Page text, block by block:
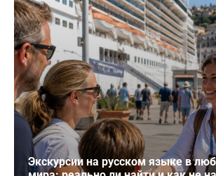
Экскурсии на русском языке в